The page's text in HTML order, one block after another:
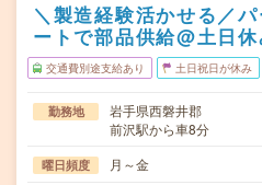
＼製造経験活かせる／
ートで部品供給@土日休
交通費別途支給あり 土日祝日が休み
勤務地
岩手県西磐井郡
前沢駅から車8分
曜日頻度 月～金